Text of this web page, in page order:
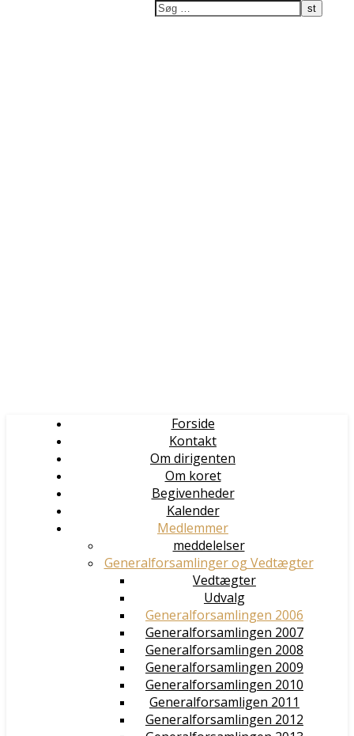
Forside
Kontakt
Om dirigenten
Om koret
Begivenheder
Kalender
Medlemmer
meddelelser
Generalforsamlinger og Vedtægter
Vedtægter
Udvalg
Generalforsamlingen 2006
Generalforsamlingen 2007
Generalforsamlingen 2008
Generalforsamlingen 2009
Generalforsamlingen 2010
Generalforsamligen 2011
Generalforsamlingen 2012